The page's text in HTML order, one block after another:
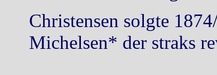
Christensen solgte
Michelsen* der straks